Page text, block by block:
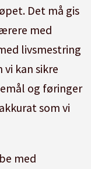
Det må gis
med
livsmestring
kan sikre
og føringer
som vi
med